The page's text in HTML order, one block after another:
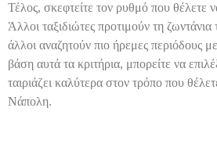
Τέλος, σκεφτείτε τον ρυθμό που θέλετε
Άλλοι ταξιδιώτες προτιμούν τη
άλλοι αναζητούν πιο ήρεμες περιόδους
βάση αυτά τα κριτήρια, μπορείτε να
ταιριάζει καλύτερα στον τρόπο που
Νάπολη.